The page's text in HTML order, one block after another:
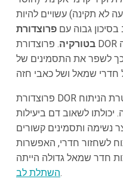
לא תקינה) עשויים להיות
בסיכון גבוה עםפרוצדורת DOR
בטורקיה. פרוצדורת DOR מסייעת להחזיר את הגיאומטריה
לשפר את התסמינים של
פרוצדורת DOR אינה מרפאת אי ספיקת לב. מטרת הניתוח
יכולתו לשאוב דם ביעילות
נשימה ותסמינים קשורים
לשחזור חדרי, האפשרות
חדר שמאל גדולה הייתה
השתלת לב.